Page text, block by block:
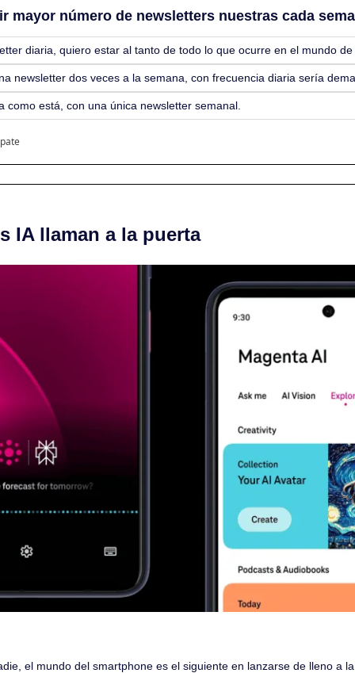
mayor número de newsletters nuestras cada
diaria, quiero estar al tanto de todo lo que ocurre en el mundo de
newsletter dos veces a la semana, con frecuencia diaria sería
como está, con una única newsletter semanal.
IA llaman a la puerta
el mundo del smartphone es el siguiente en lanzarse de lleno a